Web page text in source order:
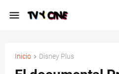
Inicio Disney Plus